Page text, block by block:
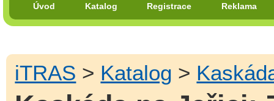
Úvod Katalog Registrace Reklama
iTRAS > Katalog >